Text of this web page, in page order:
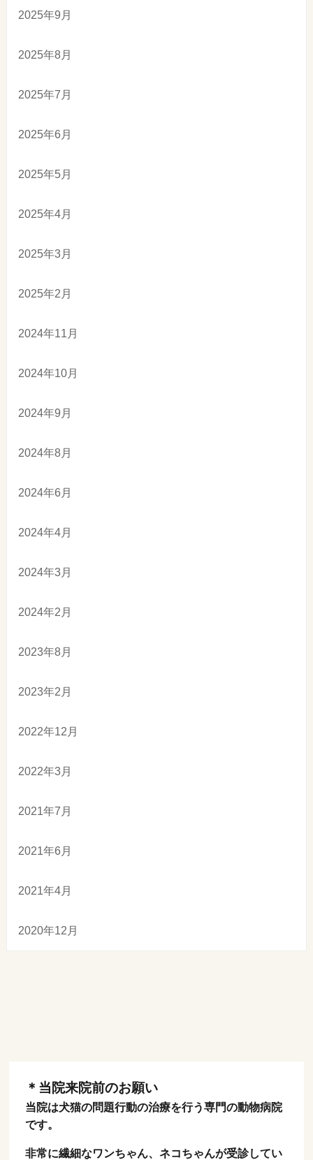
2025年9月
2025年8月
2025年7月
2025年6月
2025年5月
2025年4月
2025年3月
2025年2月
2024年11月
2024年10月
2024年9月
2024年8月
2024年6月
2024年4月
2024年3月
2024年2月
2023年8月
2023年2月
2022年12月
2022年3月
2021年7月
2021年6月
2021年4月
2020年12月
＊当院来院前のお願い
当院は犬猫の問題行動の治療を行う専門の動物病院
です。
非常に繊細なワンちゃん、ネコちゃんが受診してい